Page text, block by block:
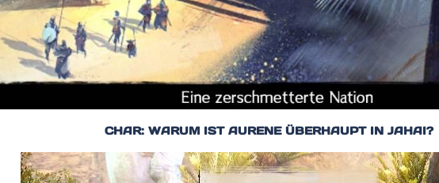
CHAR: WARUM IST AURENE ÜBERHAUPT IN JAHAI?